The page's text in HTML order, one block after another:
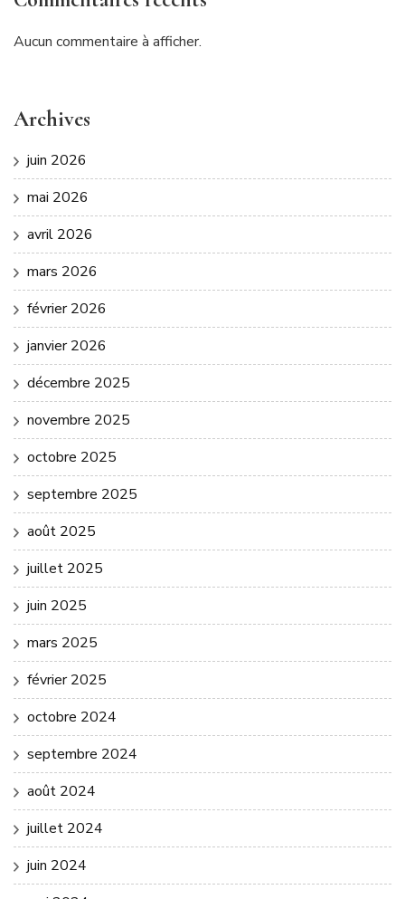
Aucun commentaire à afficher.
Archives
juin 2026
mai 2026
avril 2026
mars 2026
février 2026
janvier 2026
décembre 2025
novembre 2025
octobre 2025
septembre 2025
août 2025
juillet 2025
juin 2025
mars 2025
février 2025
octobre 2024
septembre 2024
août 2024
juillet 2024
juin 2024